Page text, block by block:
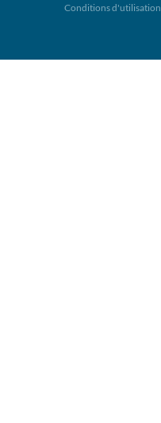
Conditions d'utilisation